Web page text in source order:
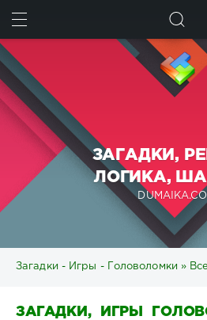
ЗАГАДКИ,
ЛОГИКА,
Загадки - Игры - Головоломки »
ЗАГАДКИ, ИГРЫ